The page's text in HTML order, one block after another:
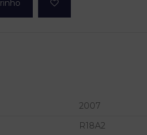
2007
R18A2